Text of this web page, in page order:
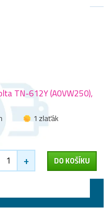
TN-612Y (A0VW250),
1 zlaťák
+ DO KOŠÍKU